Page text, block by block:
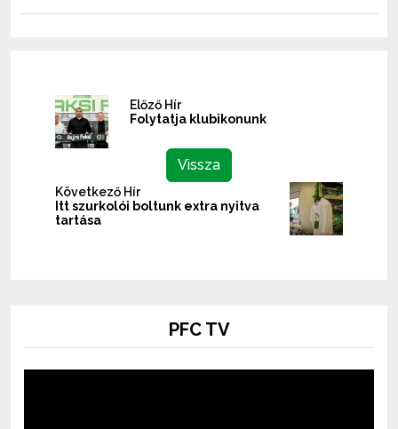
Előző Hír
Folytatja klubikonunk
Vissza
Következő Hír
Itt szurkolói boltunk extra nyitva
tartása
PFC TV